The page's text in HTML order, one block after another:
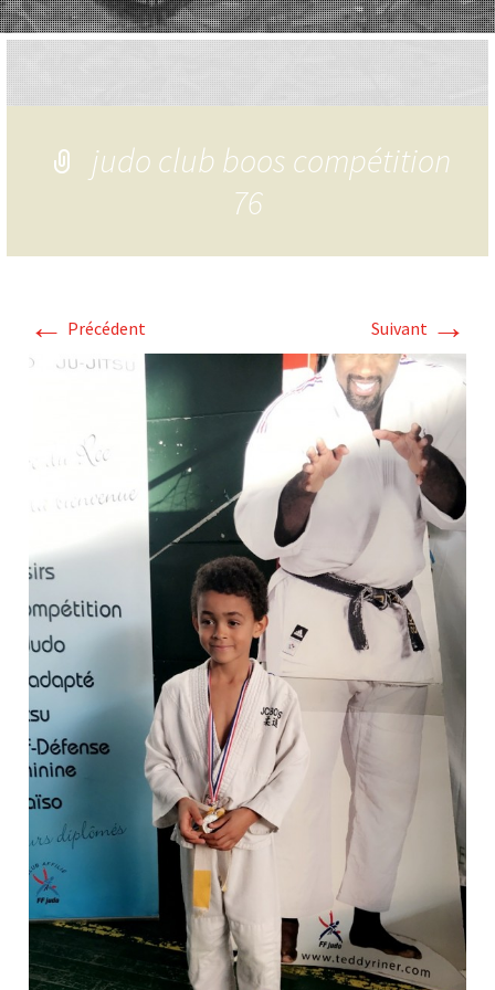
judo club boos compétition
76
← Précédent Suivant →